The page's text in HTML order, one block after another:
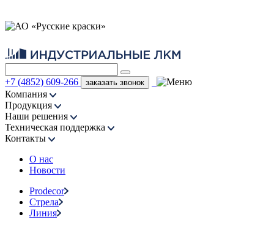
+7 (4852) 609-266 заказать звонок
Компания
Продукция
Наши решения
Техническая поддержка
Контакты
О нас
Новости
Prodecor
Стрела
Линия